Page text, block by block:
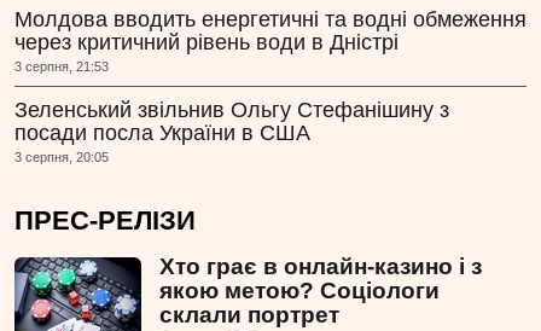
Молдова вводить енергетичні та водні обмеження
через критичний рівень води в Дністрі
3 серпня, 21:53
Зеленський звільнив Ольгу Стефанішину з
посади посла України в США
3 серпня, 20:05
ПРЕС-РЕЛІЗИ
Хто грає в онлайн-казино і з
якою метою? Соціологи
склали портрет